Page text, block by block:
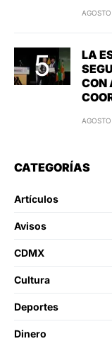
LA
CON
CATEGORÍAS
Artículos
Avisos
CDMX
Cultura
Deportes
Dinero